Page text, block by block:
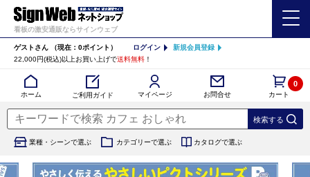
看板の激安通販ならサインウェブ
ゲストさん （現在：0ポイント） ログイン
新規会員登録
22,000円(税込)以上お買い上げで送料無料 ！
ホーム ご利用ガイド マイページ お問合せ カート
0
業種・シーンで選ぶ カテゴリーで選ぶ カタログで選ぶ